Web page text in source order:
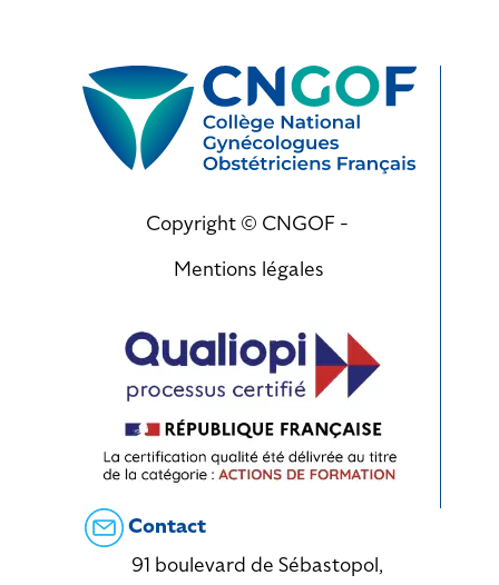
Copyright © CNGOF -
Mentions légales
Contact
91 boulevard de Sébastopol,